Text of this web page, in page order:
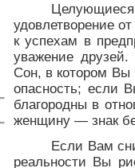
удовлетворение
к успехам в
уважение
Сон, в котором Вы
опасность; если
благородны в
женщину — знак
Если Вам
реальности Вы